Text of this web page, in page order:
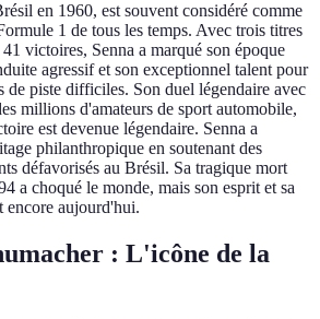
en 1960, est souvent considéré comme
1 de tous les temps. Avec trois titres
victoires, Senna a marqué son époque
agressif et son exceptionnel talent pour
de piste difficiles. Son duel légendaire avec
millions d'amateurs de sport automobile,
est devenue légendaire. Senna a
philanthropique en soutenant des
défavorisés au Brésil. Sa tragique mort
a choqué le monde, mais son esprit et sa
encore aujourd'hui.
: L'icône de la